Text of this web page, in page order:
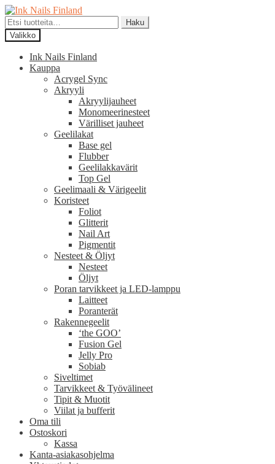
Siirry
navigointiin
Siirry
sisältöön
Etsi:
Haku
Valikko
Ink Nails Finland
Kauppa
Acrygel Sync
Akryyli
Akryylijauheet
Monomeerinesteet
Värilliset jauheet
Geelilakat
Base gel
Flubber
Geelilakkavärit
Top Gel
Geelimaali & Värigeelit
Koristeet
Foliot
Glitterit
Nail Art
Pigmentit
Nesteet & Öljyt
Nesteet
Öljyt
Poran tarvikkeet ja LED-lamppu
Laitteet
Poranterät
Rakennegeelit
‘the GOO’
Fusion Gel
Jelly Pro
Sobiab
Siveltimet
Tarvikkeet & Työvälineet
Tipit & Muotit
Viilat ja bufferit
Oma tili
Ostoskori
Kassa
Kanta-asiakasohjelma